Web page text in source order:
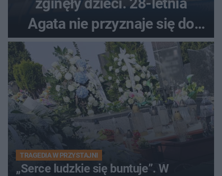
Agata nie przyznaje się do
winy
TRAGEDIA W PRZYSTAJNI
„Serce ludzkie się buntuje”. W